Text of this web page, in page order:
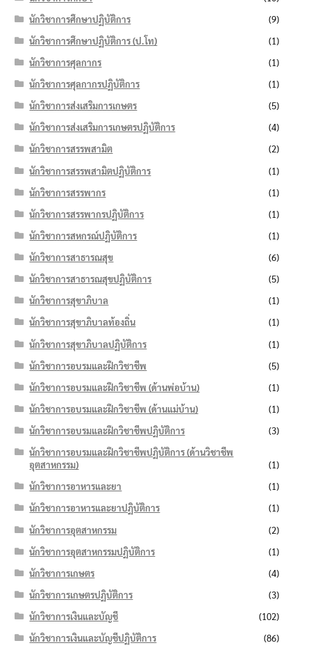
นักวิชาการศึกษาปฏิบัติการ
(9)
นักวิชาการศึกษาปฏิบัติการ (ป.โท)
(1)
นักวิชาการศุลกากร
(1)
นักวิชาการศุลกากรปฏิบัติการ
(1)
นักวิชาการส่งเสริมการเกษตร
(5)
นักวิชาการส่งเสริมการเกษตรปฏิบัติการ
(4)
นักวิชาการสรรพสามิต
(2)
นักวิชาการสรรพสามิตปฏิบัติการ
(1)
นักวิชาการสรรพากร
(1)
นักวิชาการสรรพากรปฏิบัติการ
(1)
นักวิชาการสหกรณ์ปฏิบัติการ
(1)
นักวิชาการสาธารณสุข
(6)
นักวิชาการสาธารณสุขปฏิบัติการ
(5)
นักวิชาการสุขาภิบาล
(1)
นักวิชาการสุขาภิบาลท้องถิ่น
(1)
นักวิชาการสุขาภิบาลปฏิบัติการ
(1)
นักวิชาการอบรมและฝึกวิชาชีพ
(5)
นักวิชาการอบรมและฝึกวิชาชีพ (ด้านพ่อบ้าน)
(1)
นักวิชาการอบรมและฝึกวิชาชีพ (ด้านแม่บ้าน)
(1)
นักวิชาการอบรมและฝึกวิชาชีพปฏิบัติการ
(3)
นักวิชาการอบรมและฝึกวิชาชีพปฏิบัติการ (ด้านวิชาชีพ
อุตสาหกรรม)
(1)
นักวิชาการอาหารและยา
(1)
นักวิชาการอาหารและยาปฏิบัติการ
(1)
นักวิชาการอุตสาหกรรม
(2)
นักวิชาการอุตสาหกรรมปฏิบัติการ
(1)
นักวิชาการเกษตร
(4)
นักวิชาการเกษตรปฏิบัติการ
(3)
นักวิชาการเงินและบัญชี
(102)
นักวิชาการเงินและบัญชีปฏิบัติการ
(86)